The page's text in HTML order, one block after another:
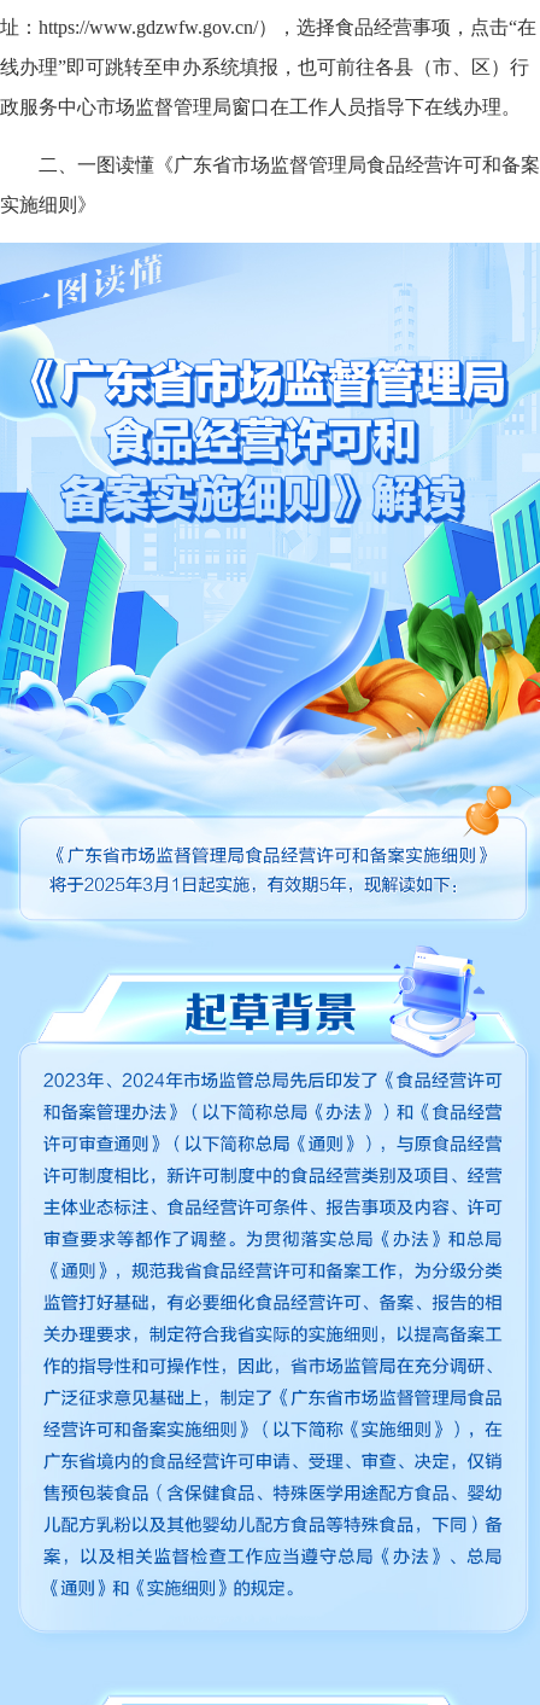
址：https://www.gdzwfw.gov.cn/），选择食品经营事项，点击“在
线办理”即可跳转至申办系统填报，也可前往各县（市、区）行
政服务中心市场监督管理局窗口在工作人员指导下在线办理。
二、一图读懂《广东省市场监督管理局食品经营许可和备案
实施细则》